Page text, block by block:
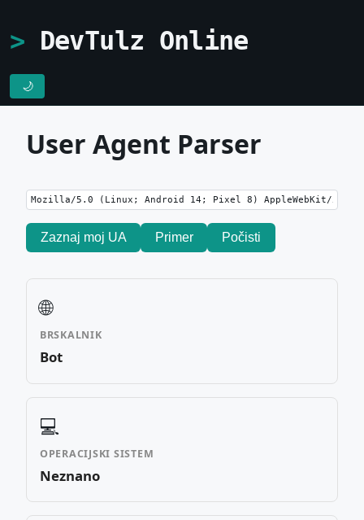
DevTulz Online
🌙
User Agent Parser
Zaznaj moj UA Primer Počisti
🌐
BRSKALNIK
Bot
💻
OPERACIJSKI SISTEM
Neznano